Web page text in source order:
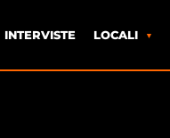
INTERVISTE LOCALI